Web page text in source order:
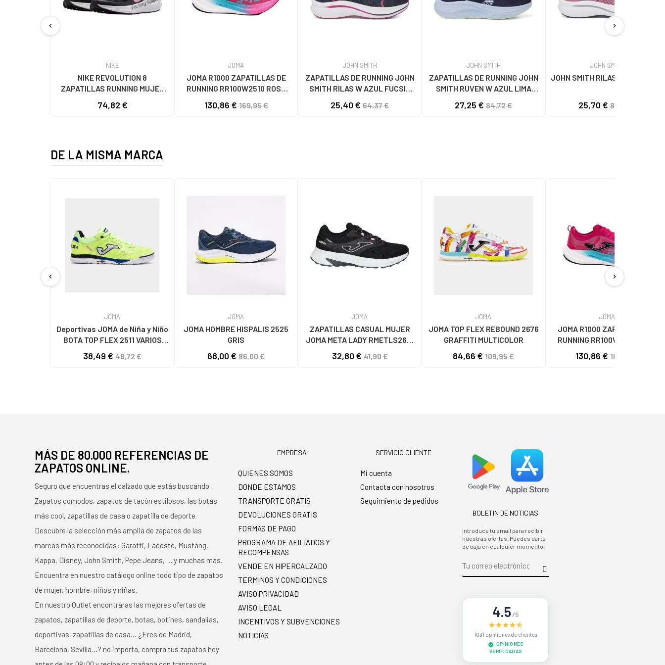
chevron_left
NIKE
NIKE REVOLUTION 8
ZAPATILLAS RUNNING MUJER
74,82 €
JOMA
JOMA R1000 ZAPATILLAS DE
RUNNING RR100W2510 ROSA
130,86 €169,95 €
JOHN SMITH
ZAPATILLAS DE RUNNING JOHN
SMITH RILAS W AZUL FUCSIA
25,40 € 64,37 €
JOHN SMITH
ZAPATILLAS DE RUNNING JOHN
SMITH RUVEN W AZUL LIMA
27,25 € 84,72 €
JOHN SMITH
JOHN SMITH RILAS ROSAS ROSA
25,70 €82,22 €
chevron_right
DE LA MISMA MARCA
chevron_left
JOMA
Deportivas JOMA de Niña y Niño
BOTA TOP FLEX 2511 VARIOS
38,49 € 48,72 €
JOMA
JOMA HOMBRE HISPALIS 2525
GRIS
68,00 € 86,00 €
JOMA
ZAPATILLAS CASUAL MUJER
JOMA META LADY RMETLS2601
32,80 €41,90 €
JOMA
JOMA TOP FLEX REBOUND 2676
GRAFFITI MULTICOLOR
84,66 € 109,95 €
JOMA
JOMA R1000 ZAPATILLAS DE
RUNNING RR100W2510 ROSA
130,86 €169,95 €
chevron_right
MÁS DE 80.000 REFERENCIAS DE
ZAPATOS ONLINE.
Seguro que encuentras el calzado que estás buscando.
Zapatos cómodos, zapatos de tacón estilosos, las botas
más cool, zapatillas de casa o zapatilla de deporte.
Descubre la selección más amplia de zapatos de las
marcas más reconocidas: Garatti, Lacoste, Mustang,
Kappa, Disney, John Smith, Pepe Jeans, … y muchas más.
Encuentra en nuestro catálogo online todo tipo de zapatos
de mujer, hombre, niños y niñas.
En nuestro Outlet encontraras las mejores ofertas de
zapatos, zapatillas de deporte, botas, botines, sandalias,
deportivas, zapatillas de casa… ¿Eres de Madrid,
Barcelona, Sevilla…? no importa, compra tus zapatos hoy
EMPRESA
QUIENES SOMOS
DONDE ESTAMOS
TRANSPORTE GRATIS
DEVOLUCIONES GRATIS
FORMAS DE PAGO
PROGRAMA DE AFILIADOS Y
RECOMPENSAS
VENDE EN HIPERCALZADO
TERMINOS Y CONDICIONES
AVISO PRIVACIDAD
AVISO LEGAL
INCENTIVOS Y SUBVENCIONES
NOTICIAS
SERVICIO CLIENTE
Mi cuenta
Contacta con nosotros
Seguimiento de pedidos
BOLETIN DE NOTICIAS
Introduce tu email para recibir
nuestras ofertas. Puedes darte
de baja en cualquier momento.
4.5/5
1031 opiniones de clientes
OPINIONES
VERIFICADAS